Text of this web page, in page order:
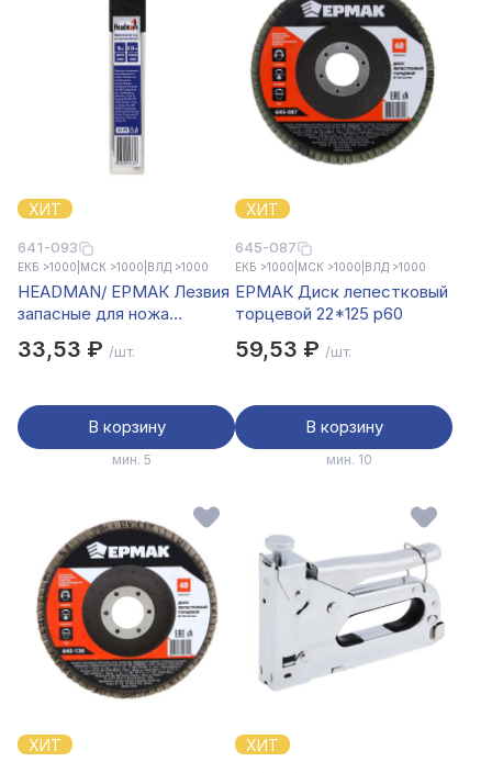
ХИТ
641-093
ЕКБ >1000 МСК >1000 ВЛД >1000
HEADMAN/ ЕРМАК Лезвия
запасные для ножа
33,53 ₽ /шт.
В корзину
мин. 5
ХИТ
645-087
ЕКБ >1000 МСК >1000 ВЛД >1000
ЕРМАК Диск лепестковый
торцевой 22*125 р60
59,53 ₽ /шт.
В корзину
мин. 10
ХИТ ХИТ